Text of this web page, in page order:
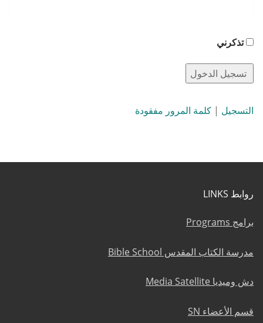
تذكرني
التسجيل | كلمة المرور مفقودة
روابط LINKS
برامج Programs
مدرسة الكتاب المقدس Bible School
دش وميديا Media Satellite
قسم الأعضاء SN